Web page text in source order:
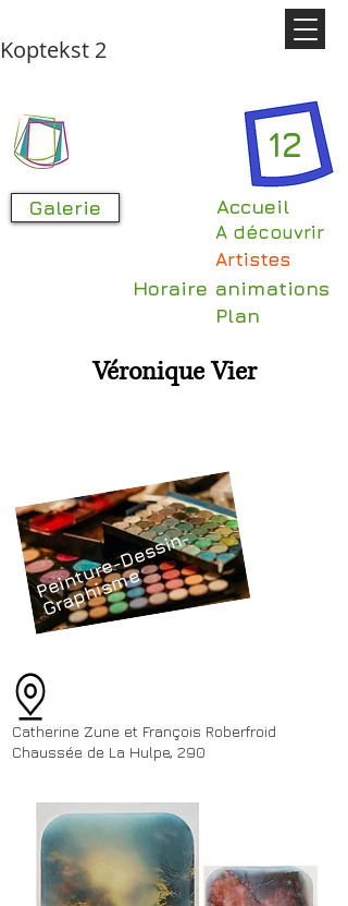
Koptekst 2
Galerie
12
Accueil
A découvrir
Artistes
Horaire animations
Plan
Véronique Vier
P
ei
n
t
u
r
e
-
D
e
s
si
n
-
G
r
a
p
hi
s
m
e
Catherine Zune et François Roberfroid
Chaussée de La Hulpe, 290